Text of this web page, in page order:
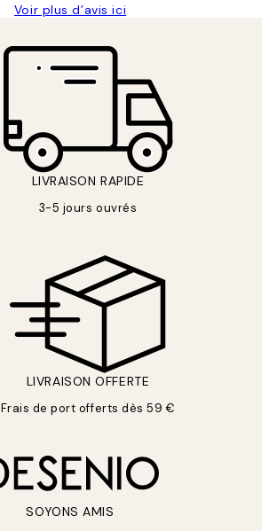
Voir plus d’avis ici
LIVRAISON RAPIDE
3-5 jours ouvrés
LIVRAISON OFFERTE
Frais de port offerts dès 59 €
SOYONS AMIS